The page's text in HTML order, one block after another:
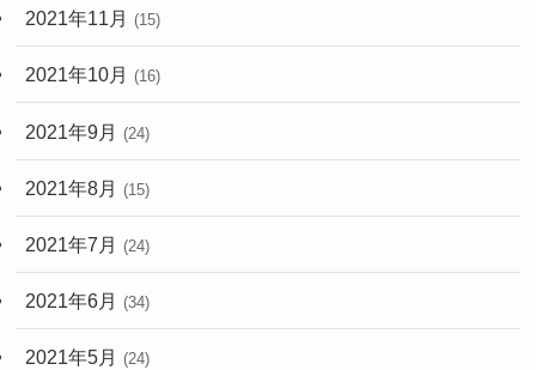
2021年11月 (15)
2021年10月 (16)
2021年9月 (24)
2021年8月 (15)
2021年7月 (24)
2021年6月 (34)
2021年5月 (24)